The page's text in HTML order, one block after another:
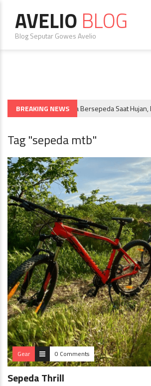
AVELIO BLOG
Blog Seputar Gowes Avelio
BREAKING NEWS
RACING 5 Bahaya Bersepeda Saat Hujan,
Tag "sepeda mtb"
Gear 0 Comments
Sepeda Thrill